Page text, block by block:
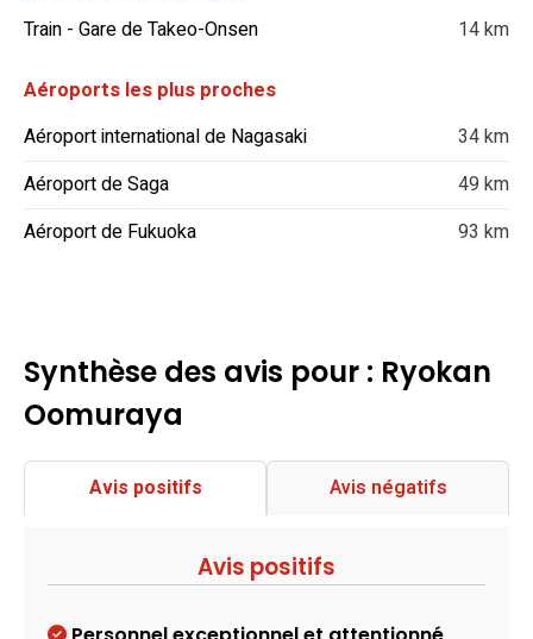
Train - Gare de Takeo-Onsen
14 km
Aéroports les plus proches
Aéroport international de Nagasaki
34 km
Aéroport de Saga
49 km
Aéroport de Fukuoka
93 km
Synthèse des avis pour : Ryokan
Oomuraya
Avis positifs Avis négatifs
Avis positifs